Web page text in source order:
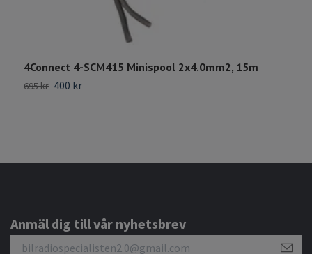
4Connect 4-SCM415 Minispool 2x4.0mm2, 15m
695 kr 400 kr
Anmäl dig till vår nyhetsbrev